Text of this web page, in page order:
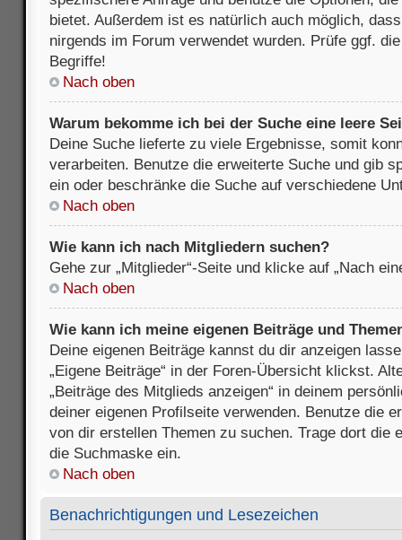
bietet. Außerdem ist es natürlich auch möglich,
nirgends im Forum verwendet wurden. Prüfe ggf.
Begriffe!
Nach oben
Warum bekomme ich bei der Suche eine leere
Deine Suche lieferte zu viele Ergebnisse, somit
verarbeiten. Benutze die erweiterte Suche und gib
ein oder beschränke die Suche auf verschiedene
Nach oben
Wie kann ich nach Mitgliedern suchen?
Gehe zur „Mitglieder“-Seite und klicke auf „Nach
Nach oben
Wie kann ich meine eigenen Beiträge und
Deine eigenen Beiträge kannst du dir anzeigen
„Eigene Beiträge“ in der Foren-Übersicht klickst.
„Beiträge des Mitglieds anzeigen“ in deinem
deiner eigenen Profilseite verwenden. Benutze die
von dir erstellen Themen zu suchen. Trage dort die
die Suchmaske ein.
Nach oben
Benachrichtigungen und Lesezeichen